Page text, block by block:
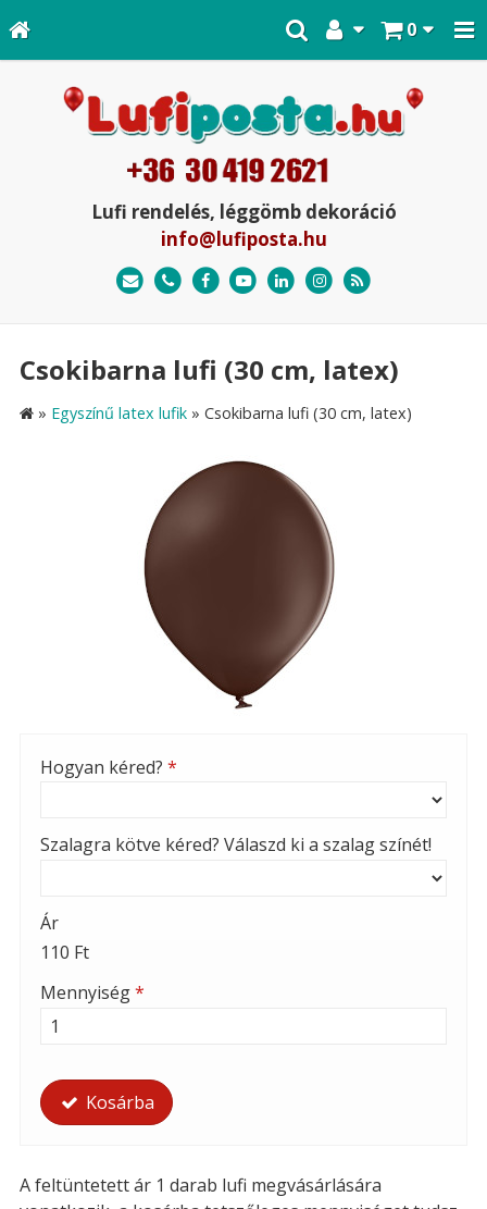
0
Lufi rendelés, léggömb dekoráció
info@lufiposta.hu
Csokibarna lufi (30 cm, latex)
» Egyszínű latex lufik » Csokibarna lufi (30 cm, latex)
Hogyan kéred? *
Szalagra kötve kéred? Válaszd ki a szalag színét!
Ár
110 Ft
Mennyiség*
Kosárba
A feltüntetett ár 1 darab lufi megvásárlására